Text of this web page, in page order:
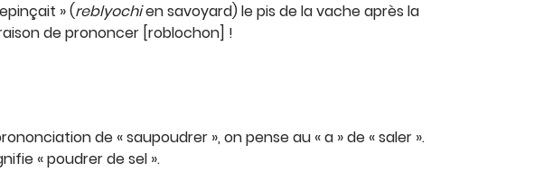
» (reblyochien savoyard) le pis de la vache après la
de prononcer [roblochon] !
de « saupoudrer », on pense au « a » de « saler ».
« poudrer de sel ».